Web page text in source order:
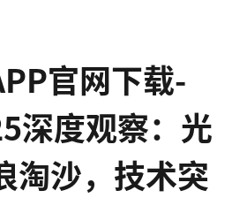
官网下载-
深度观察：光
淘沙，技术突